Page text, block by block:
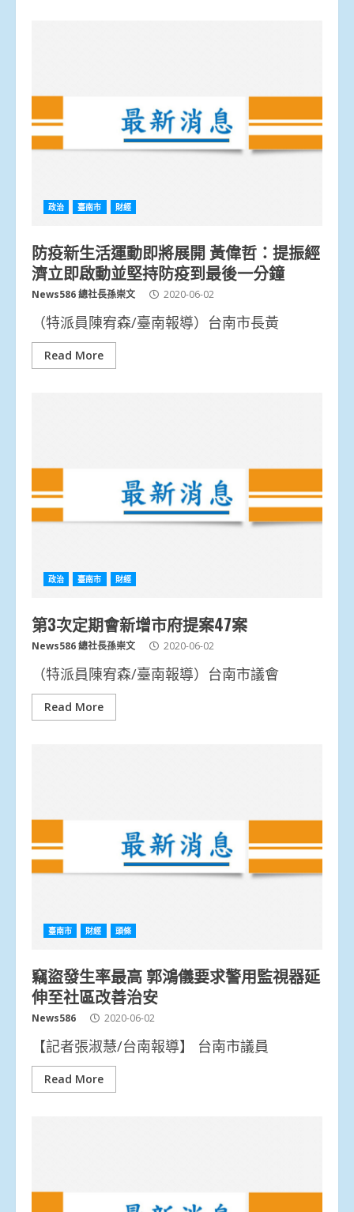
政治 臺南市 財經
防疫新生活運動即將展開 黃偉哲：提振經
濟立即啟動並堅持防疫到最後一分鐘
News586 總社長孫崇文 2020-06-02
（特派員陳宥森/臺南報導）台南市長黃
Read More
政治 臺南市 財經
第3次定期會新增市府提案47案
News586 總社長孫崇文 2020-06-02
（特派員陳宥森/臺南報導）台南市議會
Read More
臺南市 財經 頭條
竊盜發生率最高 郭鴻儀要求警用監視器延
伸至社區改善治安
News586 2020-06-02
【記者張淑慧/台南報導】 台南市議員
Read More